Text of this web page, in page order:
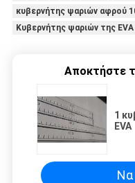
κυβερνήτης ψαριών αφρού
Κυβερνήτης ψαριών της
Αποκτήστε
1
EVA
Να